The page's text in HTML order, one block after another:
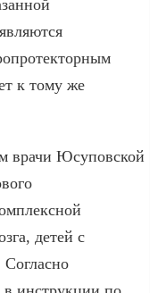
к тому же
врачи Юсуповской
детей с
Согласно